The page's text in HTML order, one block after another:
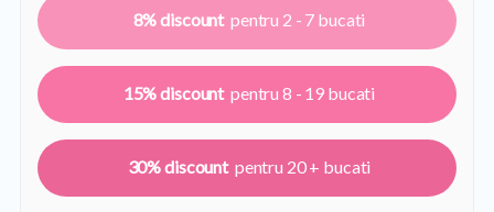
2 - 7
8%
8 - 19
15%
20 +
30%